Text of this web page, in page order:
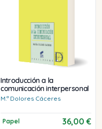
Introducción a la
comunicación interpersonal
M.ª Dolores Cáceres
Papel 36,00 €